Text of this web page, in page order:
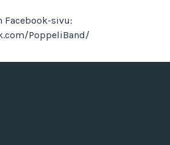
Facebook-sivu:
PoppeliBand/